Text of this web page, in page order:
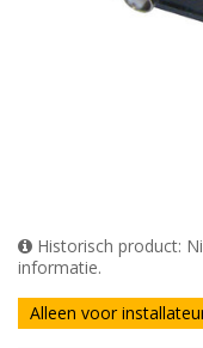
Historisch product:
informatie.
Alleen voor